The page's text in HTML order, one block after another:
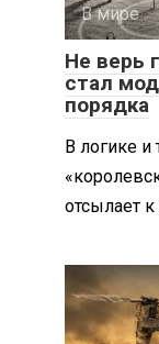
В мире
Не верь
стал
порядка
В логике и
отсылает